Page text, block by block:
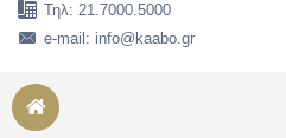
Τηλ: 21.7000.5000
e-mail: info@kaabo.gr